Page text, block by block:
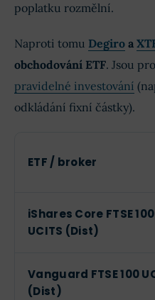
poplatku rozmělní.
Naproti tomu Degiro a
obchodování ETF. Jsou
pravidelné investování
odkládání fixní částky).
ETF / broker
iShares Core FTSE 100
UCITS (Dist)
Vanguard FTSE 100
(Dist)